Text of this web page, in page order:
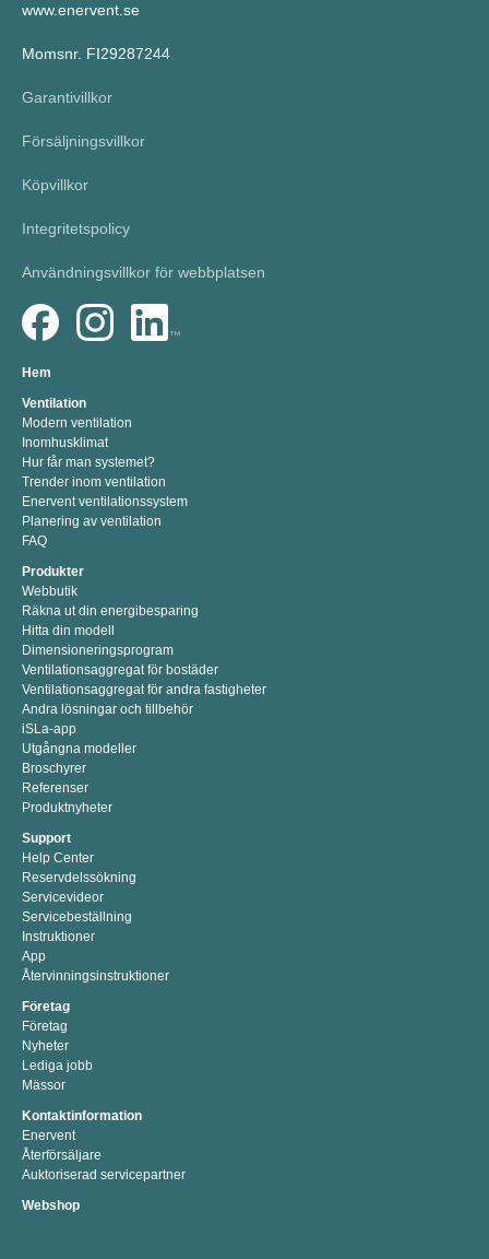
www.enervent.se
Momsnr. FI29287244
Garantivillkor
Försäljningsvillkor
Köpvillkor
Integritetspolicy
Användningsvillkor för webbplatsen
Hem
Ventilation
Modern ventilation
Inomhusklimat
Hur får man systemet?
Trender inom ventilation
Enervent ventilationssystem
Planering av ventilation
FAQ
Produkter
Webbutik
Räkna ut din energibesparing
Hitta din modell
Dimensioneringsprogram
Ventilationsaggregat för bostäder
Ventilationsaggregat för andra fastigheter
Andra lösningar och tillbehör
iSLa-app
Utgångna modeller
Broschyrer
Referenser
Produktnyheter
Support
Help Center
Reservdelssökning
Servicevideor
Servicebeställning
Instruktioner
App
Återvinningsinstruktioner
Företag
Företag
Nyheter
Lediga jobb
Mässor
Kontaktinformation
Enervent
Återförsäljare
Auktoriserad servicepartner
Webshop